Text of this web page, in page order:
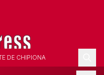
DE CHIPIONA